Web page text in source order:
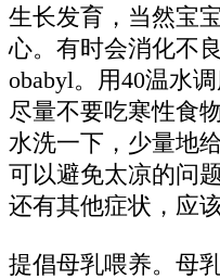
生长发育，当然宝
心。有时会消化不
obabyl。用40温水
尽量不要吃寒性食
水洗一下，少量地
可以避免太凉的问
还有其他症状，应
提倡母乳喂养。母